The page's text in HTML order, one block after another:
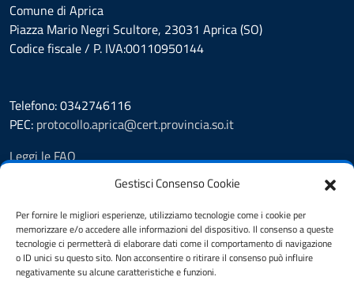
Gestisci Consenso Cookie
Per fornire le migliori esperienze, utilizziamo tecnologie come i cookie per
memorizzare e/o accedere alle informazioni del dispositivo. Il consenso a queste
tecnologie ci permetterà di elaborare dati come il comportamento di navigazione
o ID unici su questo sito. Non acconsentire o ritirare il consenso può influire
negativamente su alcune caratteristiche e funzioni.
Comune di Aprica
Piazza Mario Negri Scultore, 23031 Aprica (SO)
Codice fiscale / P. IVA:00110950144
Telefono: 0342746116
PEC: protocollo.aprica@cert.provincia.so.it
Leggi le FAQ
Prenotazione appuntamento
Segnalazione disservizio
Whistleblowing
Amministrazione trasparente
Pubblicità legale
Albo Pretorio